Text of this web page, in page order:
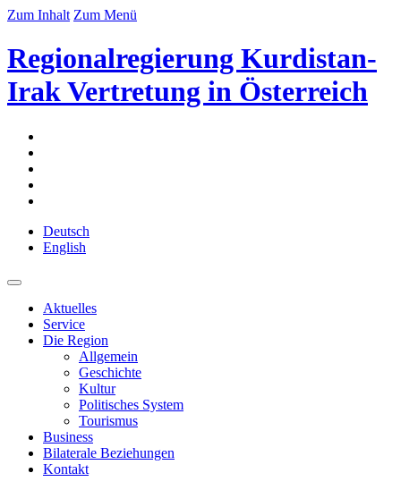
Zum Inhalt Zum Menü
Regionalregierung Kurdistan-
Irak Vertretung in Österreich
Deutsch
English
Aktuelles
Service
Die Region
Allgemein
Geschichte
Kultur
Politisches System
Tourismus
Business
Bilaterale Beziehungen
Kontakt